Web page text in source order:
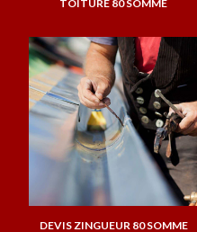
TOITURE 80 SOMME
DEVIS ZINGUEUR 80 SOMME